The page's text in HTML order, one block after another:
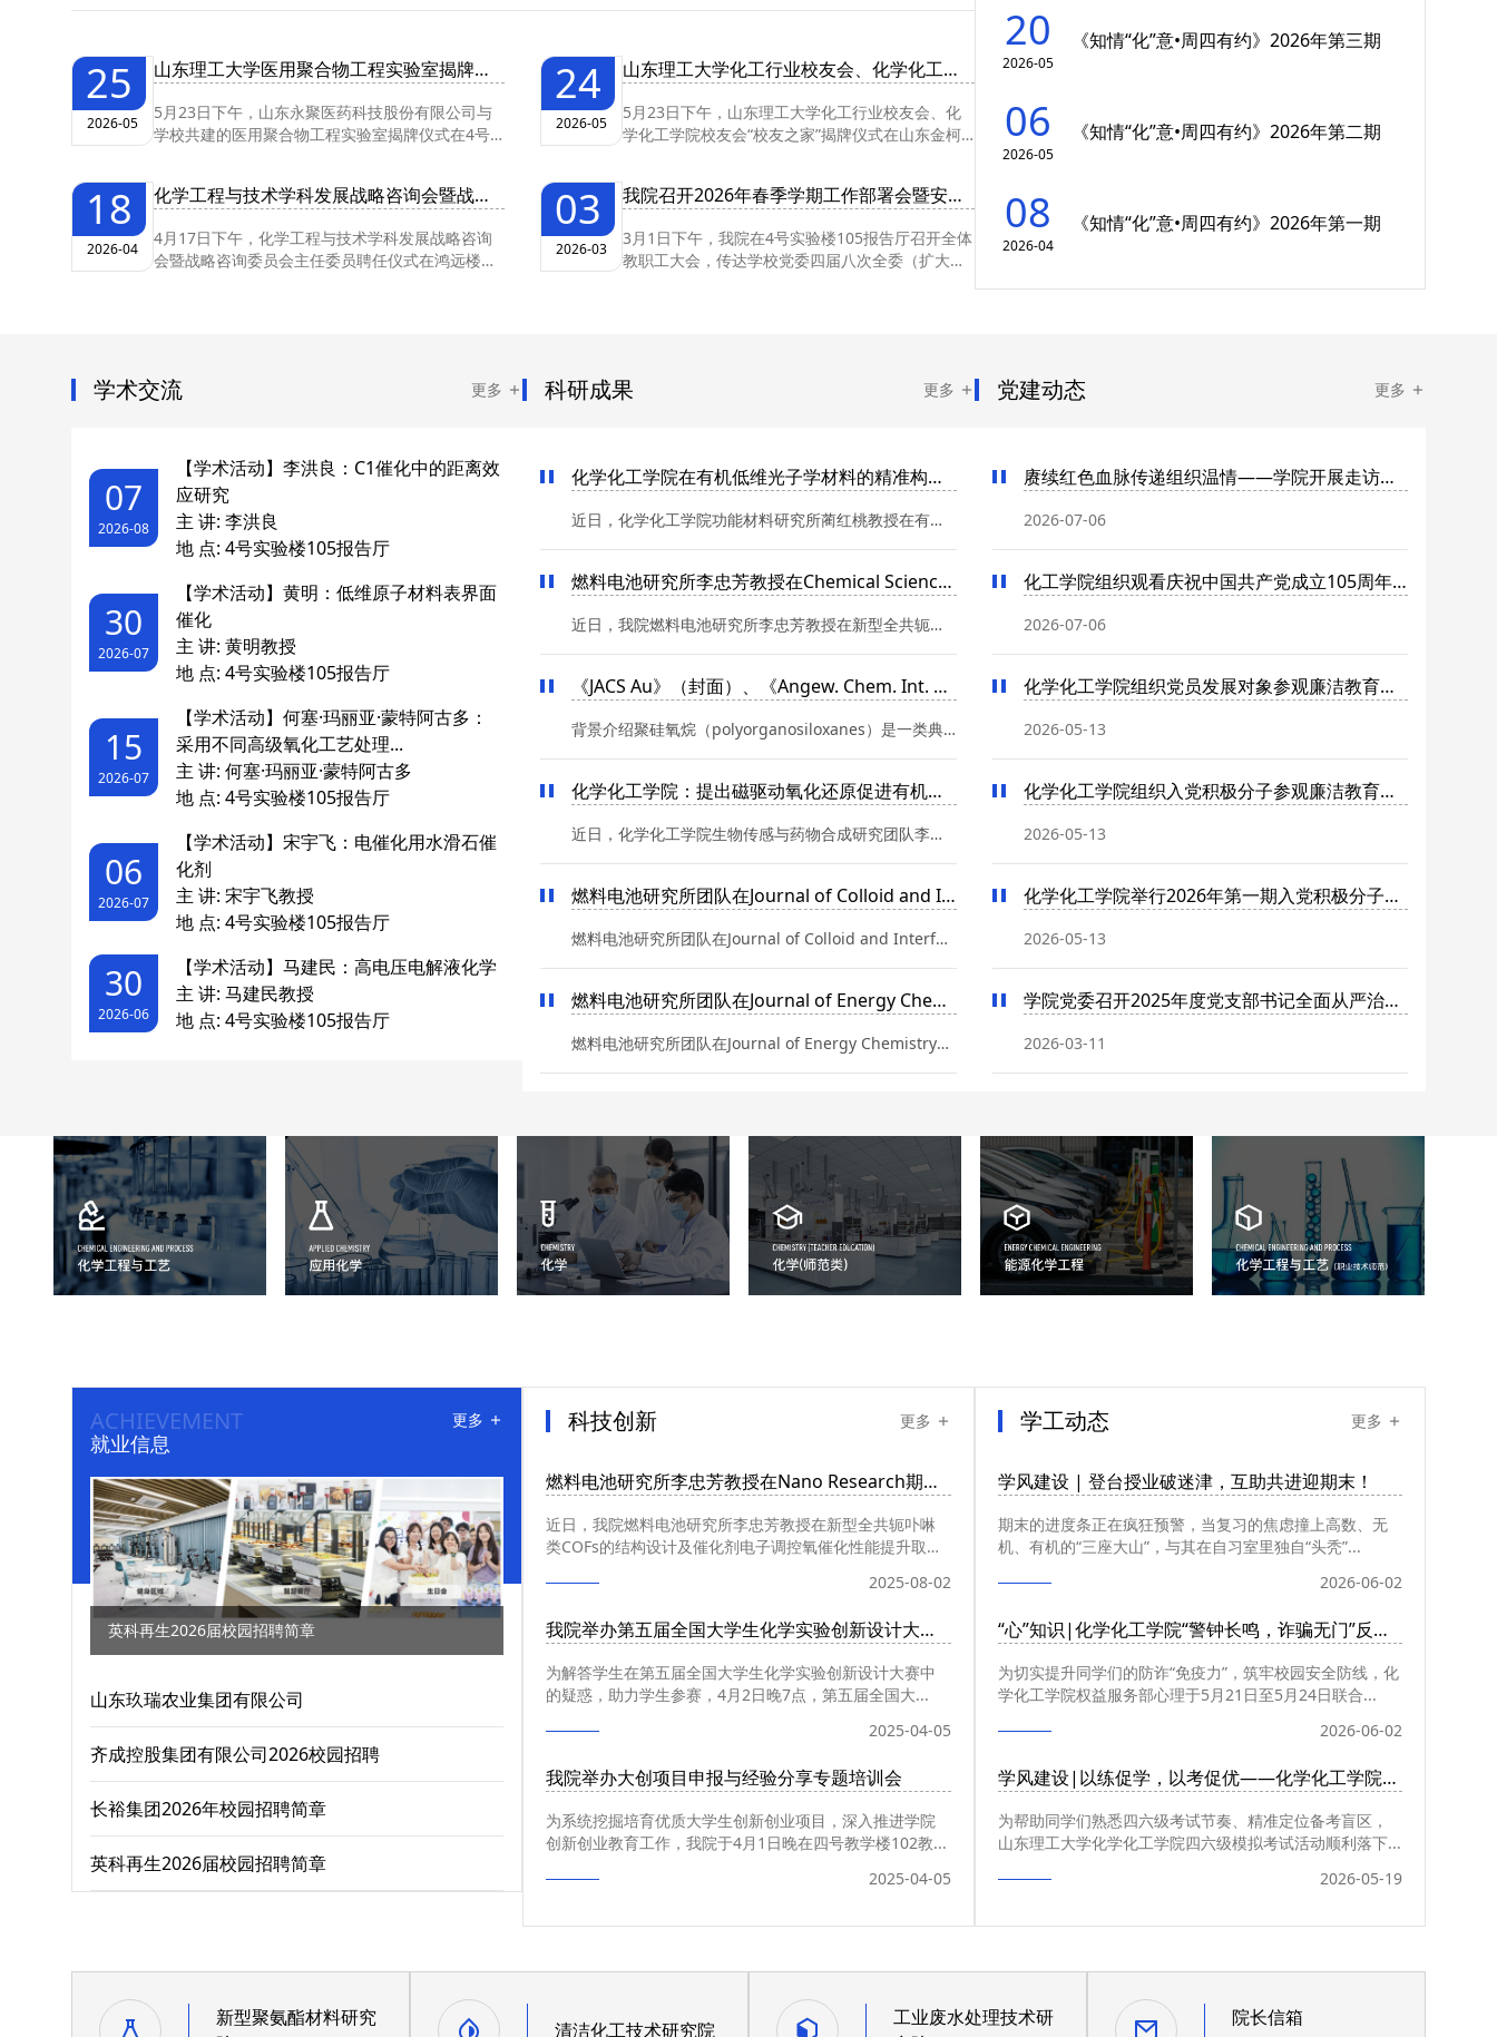
25
2026-05
山东理工大学医用聚合物工程实验室揭牌仪式举行
5月23日下午，山东永聚医药科技股份有限公司与
学校共建的医用聚合物工程实验室揭牌仪式在4号
24
2026-05
山东理工大学化工行业校友会、化学化工学院校友会“...
5月23日下午，山东理工大学化工行业校友会、化
学化工学院校友会“校友之家”揭牌仪式在山东金柯
18
2026-04
化学工程与技术学科发展战略咨询会暨战略咨询委员会...
4月17日下午，化学工程与技术学科发展战略咨询
会暨战略咨询委员会主任委员聘任仪式在鸿远楼九
03
2026-03
我院召开2026年春季学期工作部署会暨安全开学“第一...
3月1日下午，我院在4号实验楼105报告厅召开全体
教职工大会，传达学校党委四届八次全委（扩大）
20
2026-05
《知情“化”意•周四有约》2026年第三期
06
2026-05
《知情“化”意•周四有约》2026年第二期
08
2026-04
《知情“化”意•周四有约》2026年第一期
学术交流 更多
07
2026-08
【学术活动】李洪良：C1催化中的距离效
应研究
主 讲: 李洪良
地 点: 4号实验楼105报告厅
30
2026-07
【学术活动】黄明：低维原子材料表界面
催化
主 讲: 黄明教授
地 点: 4号实验楼105报告厅
15
2026-07
【学术活动】何塞·玛丽亚·蒙特阿古多：
采用不同高级氧化工艺处理...
主 讲: 何塞·玛丽亚·蒙特阿古多
地 点: 4号实验楼105报告厅
06
2026-07
【学术活动】宋宇飞：电催化用水滑石催
化剂
主 讲: 宋宇飞教授
地 点: 4号实验楼105报告厅
30
2026-06
【学术活动】马建民：高电压电解液化学
主 讲: 马建民教授
地 点: 4号实验楼105报告厅
科研成果 更多
化学化工学院在有机低维光子学材料的精准构筑领域研究取得重...
近日，化学化工学院功能材料研究所蔺红桃教授在有机低维光子学材料的精准构筑方面取得重要研究进展。有机半...
燃料电池研究所李忠芳教授在Chemical Science期刊发表最新研...
近日，我院燃料电池研究所李忠芳教授在新型全共轭卟啉类COFs的结构设计及催化剂电子调控氧催化性能提升取得...
《JACS Au》（封面）、《Angew. Chem. Int. Ed.》研究成果——...
背景介绍聚硅氧烷（polyorganosiloxanes）是一类典型的有机/无机杂化聚合物，表现出宽温域内保持高弹性的突...
化学化工学院：提出磁驱动氧化还原促进有机小分子高效合成新...
近日，化学化工学院生物传感与药物合成研究团队李新进等关于磁驱动的有机氯化物交叉偶联反应的研究成果在化...
燃料电池研究所团队在Journal of Colloid and Interface Sci...
燃料电池研究所团队在Journal of Colloid and Interface Science期刊发表最新研究成果近日，我院燃料电池研...
燃料电池研究所团队在Journal of Energy Chemistry期刊 发...
燃料电池研究所团队在Journal of Energy Chemistry期刊发表最新研究成果近日，我院燃料电池团队李忠芳教授...
党建动态 更多
赓续红色血脉传递组织温情——学院开展走访慰问老党员活...
2026-07-06
化工学院组织观看庆祝中国共产党成立105周年大会
2026-07-06
化学化工学院组织党员发展对象参观廉洁教育展厅
2026-05-13
化学化工学院组织入党积极分子参观廉洁教育展厅
2026-05-13
化学化工学院举行2026年第一期入党积极分子党校培训开...
2026-05-13
学院党委召开2025年度党支部书记全面从严治党述责述廉...
2026-03-11
ACHIEVEMENT
就业信息
更多
英科再生2026届校园招聘简章
山东玖瑞农业集团有限公司
齐成控股集团有限公司2026校园招聘
长裕集团2026年校园招聘简章
英科再生2026届校园招聘简章
科技创新 更多
燃料电池研究所李忠芳教授在Nano Research期刊 发表最...
近日，我院燃料电池研究所李忠芳教授在新型全共轭卟啉
类COFs的结构设计及催化剂电子调控氧催化性能提升取
2025-08-02
我院举办第五届全国大学生化学实验创新设计大赛答疑会
为解答学生在第五届全国大学生化学实验创新设计大赛中
的疑惑，助力学生参赛，4月2日晚7点，第五届全国大...
2025-04-05
我院举办大创项目申报与经验分享专题培训会
为系统挖掘培育优质大学生创新创业项目，深入推进学院
创新创业教育工作，我院于4月1日晚在四号教学楼102教...
2025-04-05
学工动态 更多
学风建设 | 登台授业破迷津，互助共进迎期末！
期末的进度条正在疯狂预警，当复习的焦虑撞上高数、无
机、有机的“三座大山”，与其在自习室里独自“头秃”...
2026-06-02
“心”知识|化学化工学院“警钟长鸣，诈骗无门”反诈...
为切实提升同学们的防诈“免疫力”，筑牢校园安全防线，化
学化工学院权益服务部心理于5月21日至5月24日联合...
2026-06-02
学风建设|以练促学，以考促优——化学化工学院四六级模...
为帮助同学们熟悉四六级考试节奏、精准定位备考盲区，
山东理工大学化学化工学院四六级模拟考试活动顺利落下...
2026-05-19
新型聚氨酯材料研究
清洁化工技术研究院
工业废水处理技术研
院长信箱